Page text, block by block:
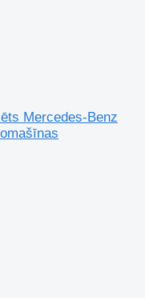
Mercedes-Benz